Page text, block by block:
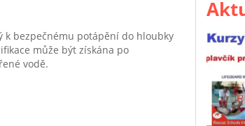
k bezpečnému potápění do hloubky
může být získána po
vodě.